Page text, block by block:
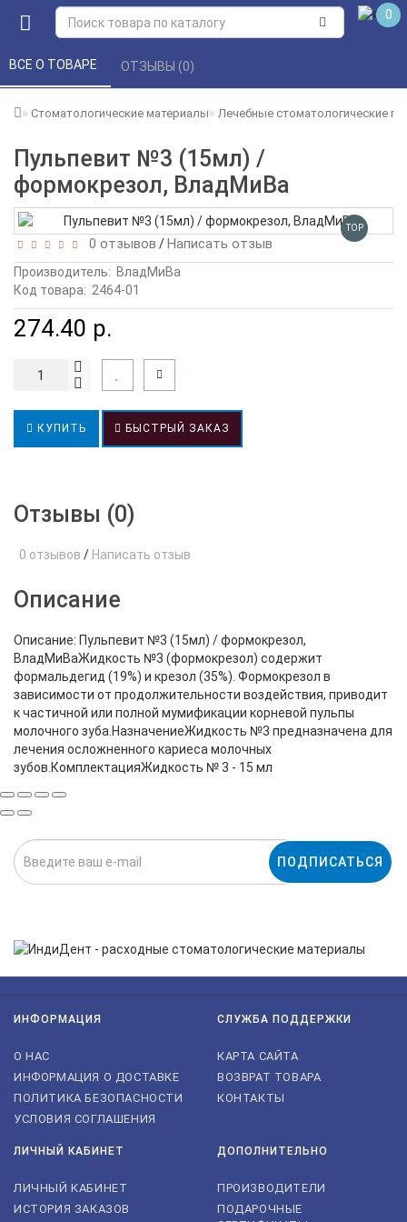
0
Стоматологические материалы Лечебные стоматологические
Пульпевит №3 (15мл) /
формокрезол, ВладМиВа
ВСЕ О ТОВАРЕ ОТЗЫВЫ (0)
TOP
0 отзывов /Написать отзыв
Производитель: ВладМиВа
Код товара: 2464-01
274.40 р.
КУПИТЬ БЫСТРЫЙ ЗАКАЗ
Отзывы (0)
0 отзывов / Написать отзыв
Описание
Описание: Пульпевит №3 (15мл) / формокрезол,
ВладМиВаЖидкость №3 (формокрезол) содержит
формальдегид (19%) и крезол (35%). Формокрезол в
зависимости от продолжительности воздействия, приводит
к частичной или полной мумификации корневой пульпы
молочного зуба.НазначениеЖидкость №3 предназначена для
лечения осложненного кариеса молочных
зубов.КомплектацияЖидкость № 3 - 15 мл
ПОДПИСАТЬСЯ
ИНФОРМАЦИЯ
О НАС
ИНФОРМАЦИЯ О ДОСТАВКЕ
ПОЛИТИКА БЕЗОПАСНОСТИ
УСЛОВИЯ СОГЛАШЕНИЯ
СЛУЖБА ПОДДЕРЖКИ
КАРТА САЙТА
ВОЗВРАТ ТОВАРА
КОНТАКТЫ
ЛИЧНЫЙ КАБИНЕТ
ЛИЧНЫЙ КАБИНЕТ
ИСТОРИЯ ЗАКАЗОВ
ДОПОЛНИТЕЛЬНО
ПРОИЗВОДИТЕЛИ
ПОДАРОЧНЫЕ